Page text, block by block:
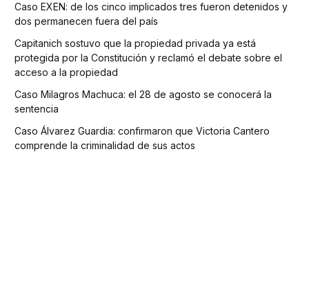
Caso EXEN: de los cinco implicados tres fueron detenidos y
dos permanecen fuera del país
Capitanich sostuvo que la propiedad privada ya está
protegida por la Constitución y reclamó el debate sobre el
acceso a la propiedad
Caso Milagros Machuca: el 28 de agosto se conocerá la
sentencia
Caso Álvarez Guardia: confirmaron que Victoria Cantero
comprende la criminalidad de sus actos